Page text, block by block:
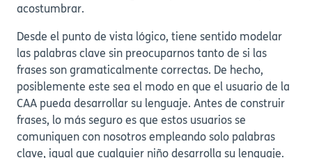
acostumbrar.
Desde el punto de vista lógico, tiene sentido modelar
las palabras clave sin preocuparnos tanto de si las
frases son gramaticalmente correctas. De hecho,
posiblemente este sea el modo en que el usuario de la
CAA pueda desarrollar su lenguaje. Antes de construir
frases, lo más seguro es que estos usuarios se
comuniquen con nosotros empleando solo palabras
clave, igual que cualquier niño desarrolla su lenguaje.